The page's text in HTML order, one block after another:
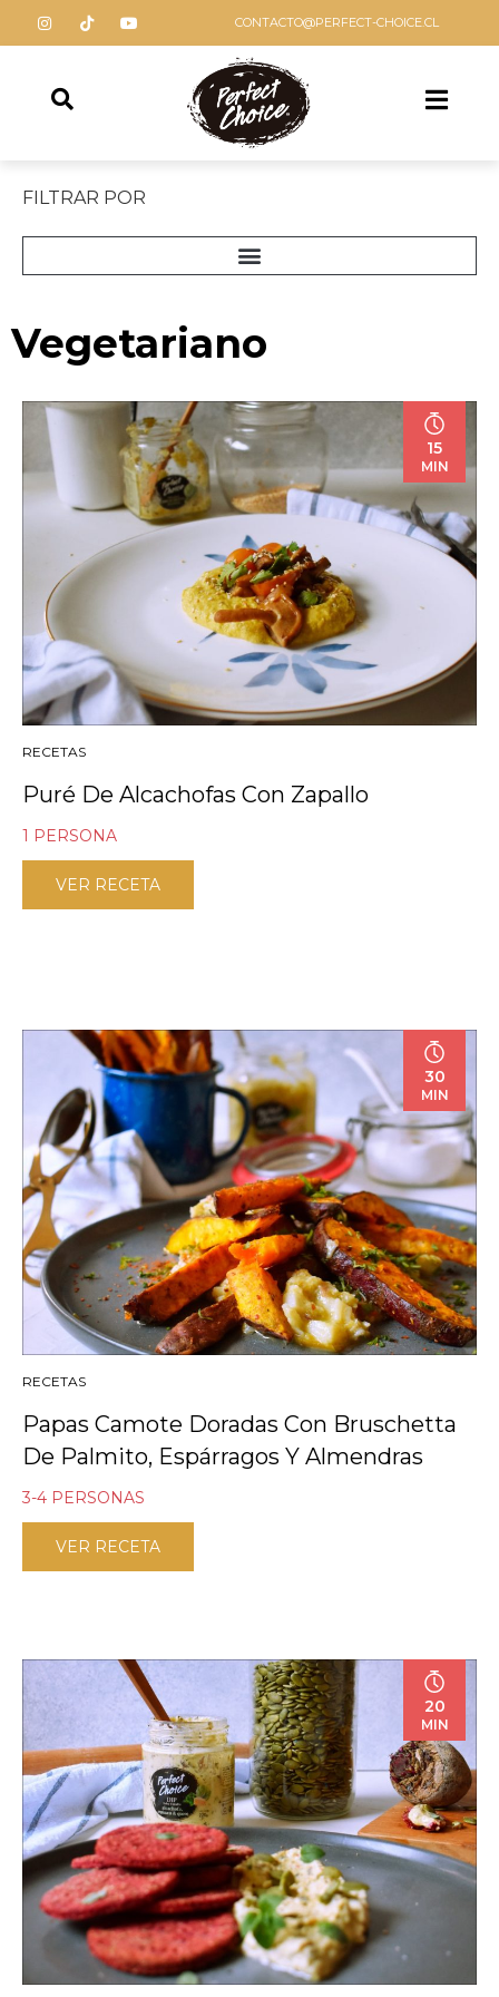
CONTACTO@PERFECT-CHOICE.CL
Vegetariano
15
MIN
RECETAS
Puré De Alcachofas Con Zapallo
1 PERSONA
VER RECETA
30
MIN
RECETAS
Papas Camote Doradas Con Bruschetta
De Palmito, Espárragos Y Almendras
3-4 PERSONAS
VER RECETA
20
MIN
FILTRAR POR